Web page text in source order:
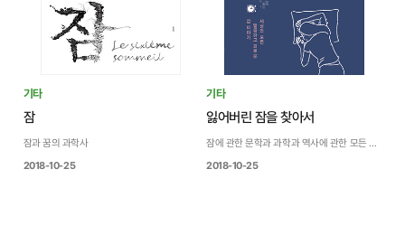
기타
잠
잠과 꿈의 과학사
2018-10-25
기타
잃어버린 잠을 찾아서
잠에 관한 문학과 과학과 역사에 관한 모든 흥미진진한 이야기
2018-10-25